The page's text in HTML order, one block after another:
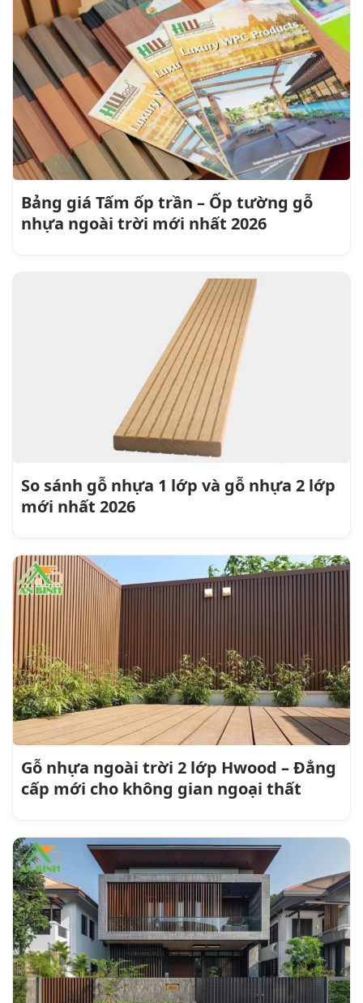
Bảng giá Tấm ốp trần – Ốp tường gỗ
nhựa ngoài trời mới nhất 2026
So sánh gỗ nhựa 1 lớp và gỗ nhựa 2 lớp
mới nhất 2026
Gỗ nhựa ngoài trời 2 lớp Hwood – Đẳng
cấp mới cho không gian ngoại thất